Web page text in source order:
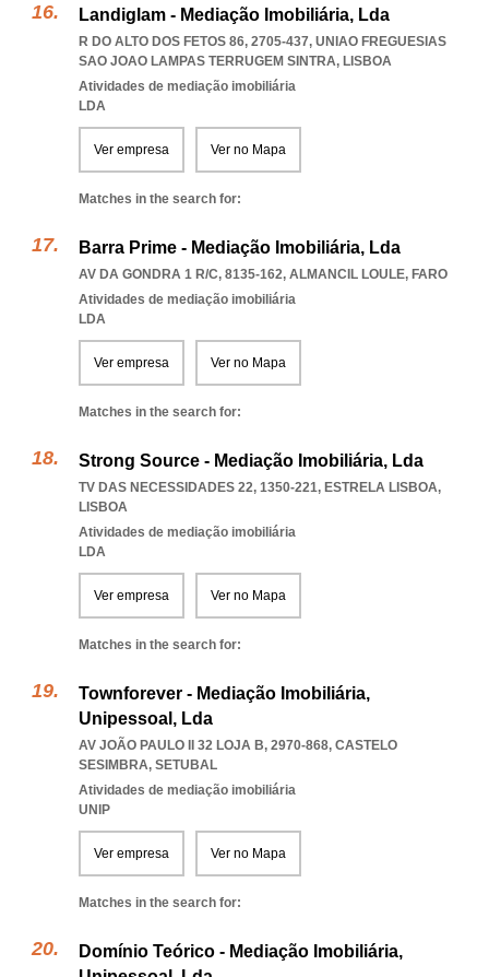
Landiglam - Mediação Imobiliária, Lda
R DO ALTO DOS FETOS 86, 2705-437, UNIAO FREGUESIAS
SAO JOAO LAMPAS TERRUGEM SINTRA, LISBOA
Atividades de mediação imobiliária
LDA
Ver empresa Ver no Mapa
Matches in the search for:
Barra Prime - Mediação Imobiliária, Lda
AV DA GONDRA 1 R/C, 8135-162, ALMANCIL LOULE, FARO
Atividades de mediação imobiliária
LDA
Ver empresa Ver no Mapa
Matches in the search for:
Strong Source - Mediação Imobiliária, Lda
TV DAS NECESSIDADES 22, 1350-221, ESTRELA LISBOA,
LISBOA
Atividades de mediação imobiliária
LDA
Ver empresa Ver no Mapa
Matches in the search for:
Townforever - Mediação Imobiliária,
Unipessoal, Lda
AV JOÃO PAULO II 32 LOJA B, 2970-868, CASTELO
SESIMBRA, SETUBAL
Atividades de mediação imobiliária
UNIP
Ver empresa Ver no Mapa
Matches in the search for:
Domínio Teórico - Mediação Imobiliária,